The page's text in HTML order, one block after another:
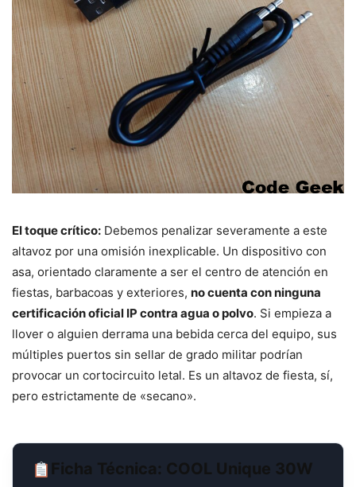
El toque crítico: Debemos penalizar severamente a este
altavoz por una omisión inexplicable. Un dispositivo con
asa, orientado claramente a ser el centro de atención en
fiestas, barbacoas y exteriores, no cuenta con ninguna
certificación oficial IP contra agua o polvo. Si empieza a
llover o alguien derrama una bebida cerca del equipo, sus
múltiples puertos sin sellar de grado militar podrían
provocar un cortocircuito letal. Es un altavoz de fiesta, sí,
pero estrictamente de «secano».
Ficha Técnica: COOL Unique 30W